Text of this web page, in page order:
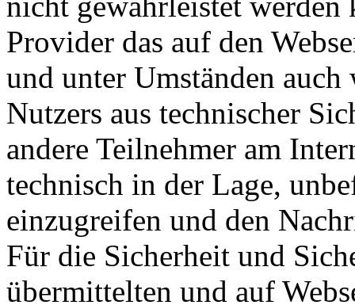
Provider das auf den
und unter Umständen auch
Nutzers aus technischer
andere Teilnehmer am
technisch in der Lage,
einzugreifen und den
Für die Sicherheit und
übermittelten und auf